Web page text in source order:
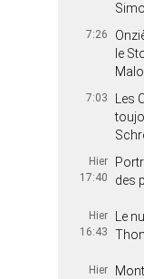
7:26
le
7:03
Les
Hier
17:40
des
Hier
16:43
Le
Hier